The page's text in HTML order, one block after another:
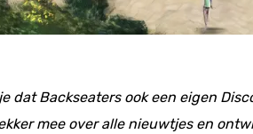
dat Backseaters ook een eigen
mee over alle nieuwtjes en